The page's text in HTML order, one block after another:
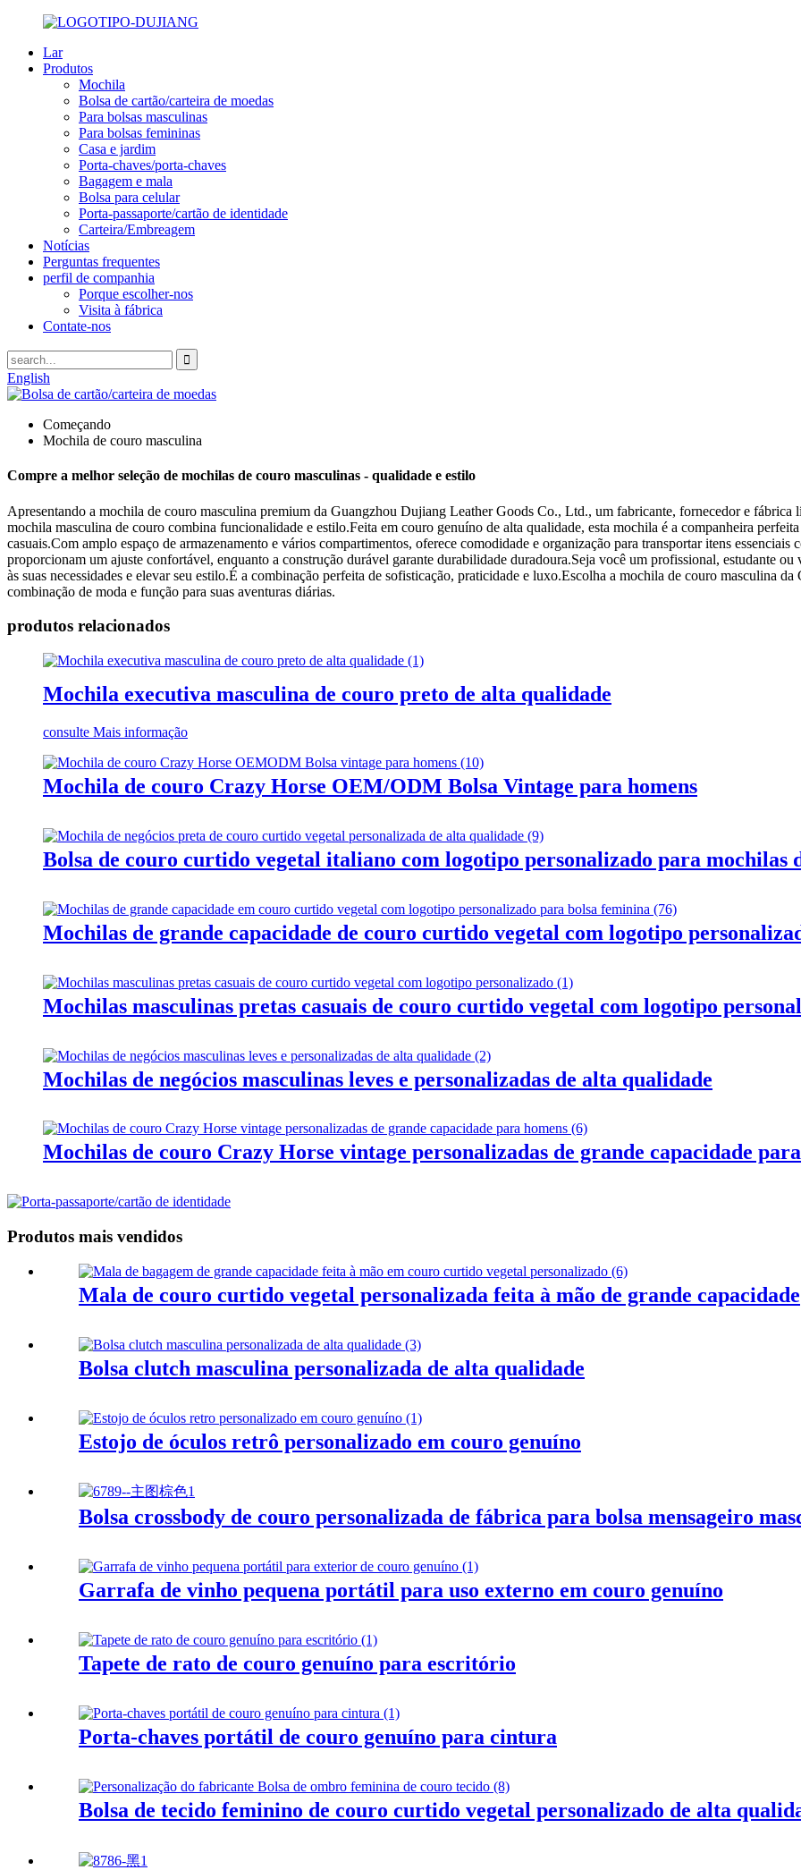
Lar
Produtos
Mochila
Bolsa de cartão/carteira de moedas
Para bolsas masculinas
Para bolsas femininas
Casa e jardim
Porta-chaves/porta-chaves
Bagagem e mala
Bolsa para celular
Porta-passaporte/cartão de identidade
Carteira/Embreagem
Notícias
Perguntas frequentes
perfil de companhia
Porque escolher-nos
Visita à fábrica
Contate-nos
English
Começando
Mochila de couro masculina
Compre a melhor seleção de mochilas de couro masculinas - qualidade e estilo
Apresentando a mochila de couro masculina premium da Guangzhou Dujiang Leather Goods Co., Ltd., um fabricante, fornecedor e fábrica
mochila masculina de couro combina funcionalidade e estilo.Feita em couro genuíno de alta qualidade, esta mochila é a companheira
casuais.Com amplo espaço de armazenamento e vários compartimentos, oferece comodidade e organização para transportar itens
proporcionam um ajuste confortável, enquanto a construção durável garante durabilidade duradoura.Seja você um profissional, estudante
às suas necessidades e elevar seu estilo.É a combinação perfeita de sofisticação, praticidade e luxo.Escolha a mochila de couro masculina
combinação de moda e função para suas aventuras diárias.
produtos relacionados
Mochila executiva masculina de couro preto de alta qualidade
consulte Mais informação
Mochila de couro Crazy Horse OEM/ODM Bolsa Vintage para homens
Bolsa de couro curtido vegetal italiano com logotipo personalizado para mochilas
Mochilas de grande capacidade de couro curtido vegetal com logotipo
Mochilas masculinas pretas casuais de couro curtido vegetal com logotipo
Mochilas de negócios masculinas leves e personalizadas de alta qualidade
Mochilas de couro Crazy Horse vintage personalizadas de grande capacidade
Produtos mais vendidos
Mala de couro curtido vegetal personalizada feita à mão de grande capacidade
Bolsa clutch masculina personalizada de alta qualidade
Estojo de óculos retrô personalizado em couro genuíno
Bolsa crossbody de couro personalizada de fábrica para bolsa mensageiro
Garrafa de vinho pequena portátil para uso externo em couro genuíno
Tapete de rato de couro genuíno para escritório
Porta-chaves portátil de couro genuíno para cintura
Bolsa de tecido feminino de couro curtido vegetal personalizado de alta